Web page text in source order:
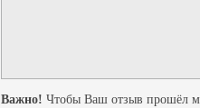
Важно! Чтобы Ваш отзыв прошёл